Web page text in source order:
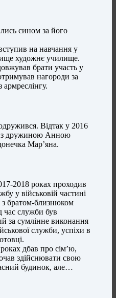
сином за його
на навчання у
художнє училище.
брати участь у
нагороди за
армреслінгу.
Відтак у 2016
з дружиною Анною
Мар’яна.
2018 роках проходив
у військовій частині
братом-близнюком
час служби був
за сумлінне виконання
служби, успіхи в
дбав про сім’ю,
здійснювати свою
будинок, але…